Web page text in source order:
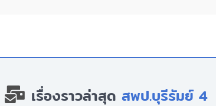
เรื่องราวล่าสุด สพป.บุรีรัมย์ 4